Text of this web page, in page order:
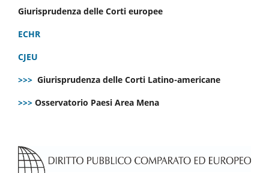
Giurisprudenza delle Corti europee
ECHR
CJEU
>>> Giurisprudenza delle Corti Latino-americane
>>> Osservatorio Paesi Area Mena